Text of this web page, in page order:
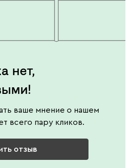
нет,
ваше мнение о нашем
всего пару кликов.
отзыв